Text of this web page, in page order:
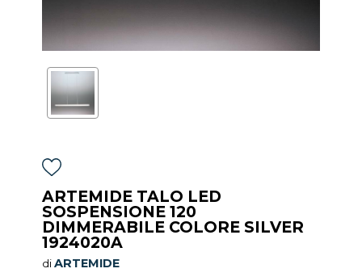
ARTEMIDE TALO LED
SOSPENSIONE 120
DIMMERABILE COLORE SILVER
1924020A
diARTEMIDE